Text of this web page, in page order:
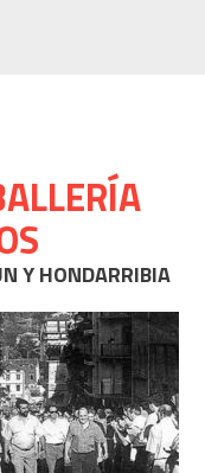
Y HONDARRIBIA